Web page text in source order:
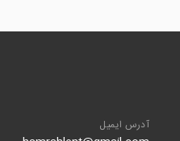
آدرس ایمیل